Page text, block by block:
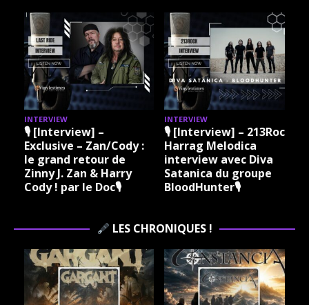
INTERVIEW
🎙 [Interview] –
Exclusive – Zan/Cody :
le grand retour de
Zinny J. Zan & Harry
Cody ! par le Doc🎙
INTERVIEW
🎙 [Interview] – 213Rock
Harrag Melodica
interview avec Diva
Satanica du groupe
BloodHunter🎙
LES CHRONIQUES !